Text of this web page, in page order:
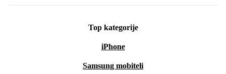
Top kategorije
iPhone
Samsung mobiteli